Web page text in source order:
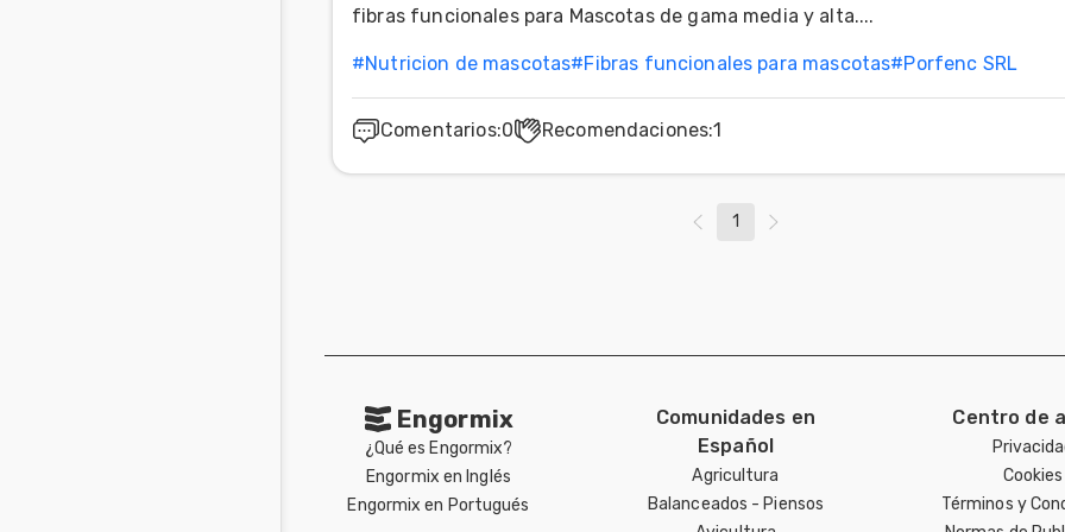
fibras funcionales para Mascotas de gama media y alta....
#Nutricion de mascotas#Fibras funcionales para mascotas#Porfenc SRL
Comentarios:0 Recomendaciones:1
1
Engormix
¿Qué es Engormix?
Engormix en Inglés
Engormix en Portugués
Comunidades en
Español
Agricultura
Balanceados - Piensos
Centro de
Cookies
Términos y